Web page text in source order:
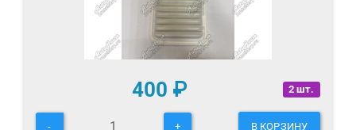
2 шт.
400 ₽
- + В КОРЗИНУ